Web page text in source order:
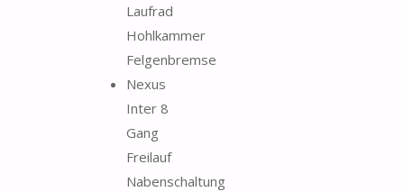
Laufrad
Hohlkammer
Felgenbremse
Nexus
Inter 8
Gang
Freilauf
Nabenschaltung